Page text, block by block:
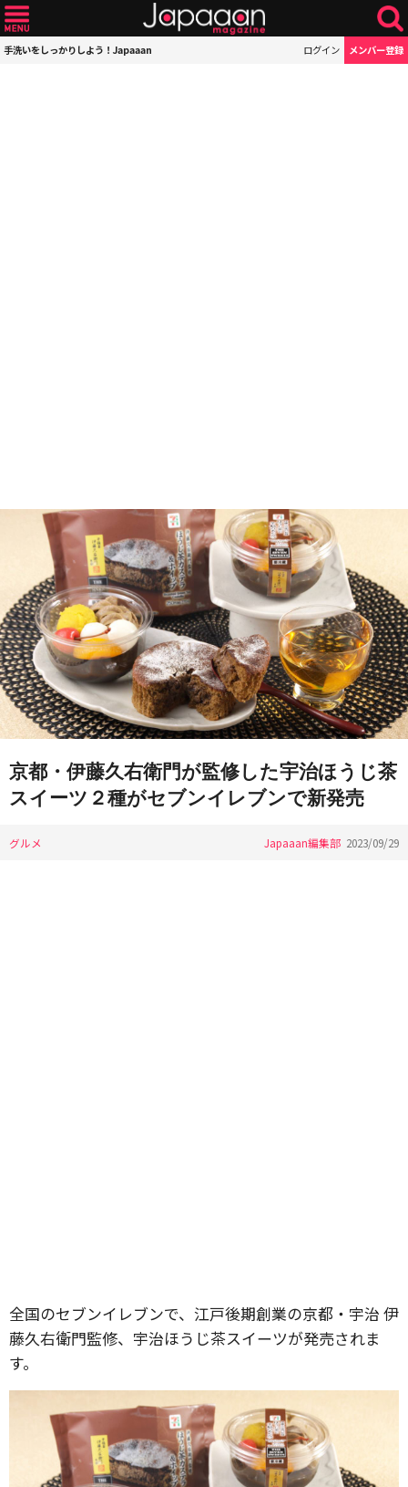
手洗いをしっかりしよう！Japaaan ログイン メンバー登録
京都・伊藤久右衛門が監修した宇治ほうじ茶
スイーツ２種がセブンイレブンで新発売
グルメ Japaaan編集部 2023/09/29
全国のセブンイレブンで、江戸後期創業の京都・宇治 伊
藤久右衛門監修、宇治ほうじ茶スイーツが発売されま
す。